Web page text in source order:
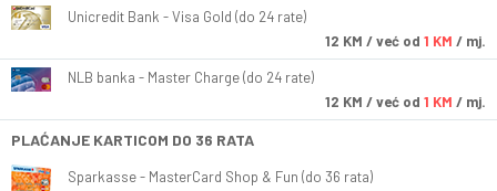
Unicredit Bank - Visa Gold (do 24 rate)
12 KM / već od 1 KM / mj.
NLB banka - Master Charge (do 24 rate)
12 KM / već od 1 KM / mj.
PLAĆANJE KARTICOM DO 36 RATA
Sparkasse - MasterCard Shop & Fun (do 36 rata)